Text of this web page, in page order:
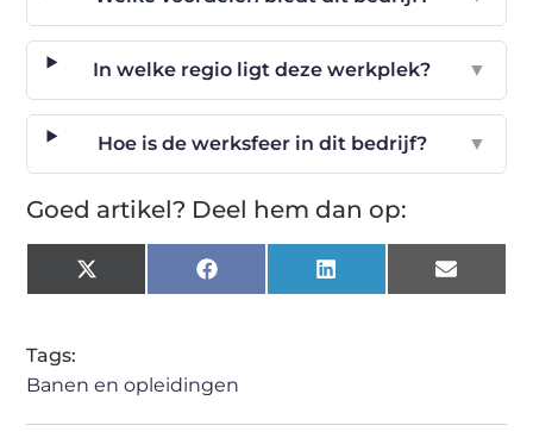
In welke regio ligt deze werkplek? ▼
Hoe is de werksfeer in dit bedrijf? ▼
Goed artikel? Deel hem dan op:
X
(Twitter)
Facebook LinkedIn Email
Tags:
Banen en opleidingen